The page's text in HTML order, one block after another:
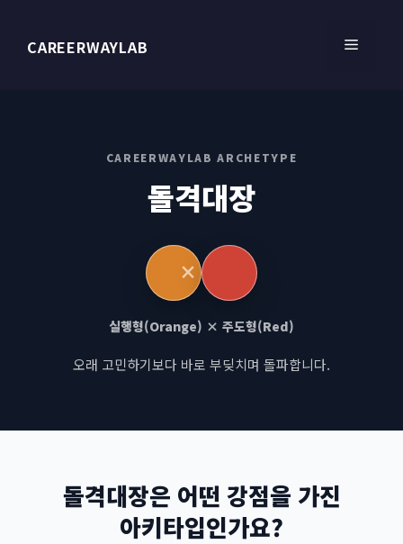
CAREERWAYLAB 메
CAREERWAYLAB ARCHETYPE
돌격대장
실행형(Orange) × 주도형(Red)
오래 고민하기보다 바로 부딪치며 돌파합니다.
돌격대장은 어떤 강점을 가진
아키타입인가요?